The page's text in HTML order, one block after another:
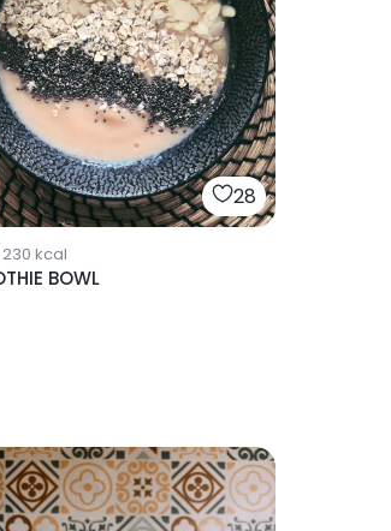
28
230 kcal
BOWL